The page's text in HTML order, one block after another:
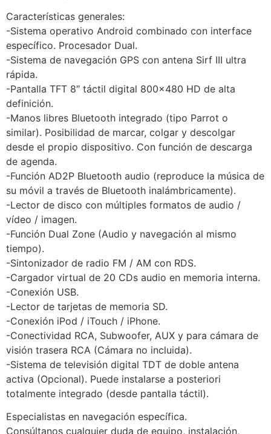
Características generales:
-Sistema operativo Android combinado con interface
específico. Procesador Dual.
-Sistema de navegación GPS con antena Sirf III ultra
rápida.
-Pantalla TFT 8″ táctil digital 800×480 HD de alta
definición.
-Manos libres Bluetooth integrado (tipo Parrot o
similar). Posibilidad de marcar, colgar y descolgar
desde el propio dispositivo. Con función de descarga
de agenda.
-Función AD2P Bluetooth audio (reproduce la música de
su móvil a través de Bluetooth inalámbricamente).
-Lector de disco con múltiples formatos de audio /
vídeo / imagen.
-Función Dual Zone (Audio y navegación al mismo
tiempo).
-Sintonizador de radio FM / AM con RDS.
-Cargador virtual de 20 CDs audio en memoria interna.
-Conexión USB.
-Lector de tarjetas de memoria SD.
-Conexión iPod / iTouch / iPhone.
-Conectividad RCA, Subwoofer, AUX y para cámara de
visión trasera RCA (Cámara no incluida).
-Sistema de televisión digital TDT de doble antena
activa (Opcional). Puede instalarse a posteriori
totalmente integrado (desde pantalla táctil).
Especialistas en navegación específica.
Consúltanos cualquier duda de equipo, instalación,